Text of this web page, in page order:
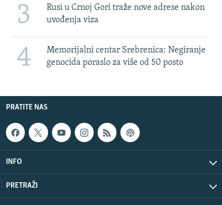
3
Rusi u Crnoj Gori traže nove adrese nakon
uvođenja viza
4
Memorijalni centar Srebrenica: Negiranje
genocida poraslo za više od 50 posto
PRATITE NAS
INFO
PRETRAŽI